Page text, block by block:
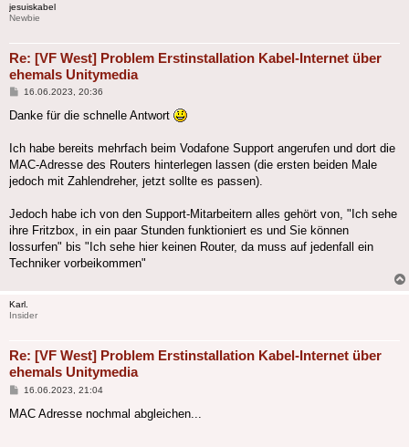
jesuiskabel
Newbie
Re: [VF West] Problem Erstinstallation Kabel-Internet über
ehemals Unitymedia
Beitrag
16.06.2023, 20:36
Danke für die schnelle Antwort
Ich habe bereits mehrfach beim Vodafone Support angerufen und dort die
MAC-Adresse des Routers hinterlegen lassen (die ersten beiden Male
jedoch mit Zahlendreher, jetzt sollte es passen).
Jedoch habe ich von den Support-Mitarbeitern alles gehört von, "Ich sehe
ihre Fritzbox, in ein paar Stunden funktioniert es und Sie können
lossurfen" bis "Ich sehe hier keinen Router, da muss auf jedenfall ein
Techniker vorbeikommen"
Karl.
Insider
Re: [VF West] Problem Erstinstallation Kabel-Internet über
ehemals Unitymedia
Beitrag
16.06.2023, 21:04
MAC Adresse nochmal abgleichen...